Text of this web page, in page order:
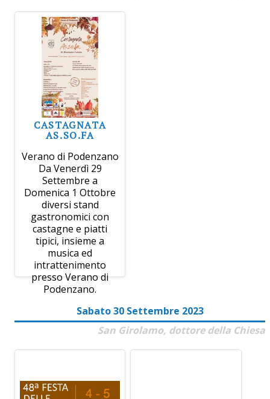
CASTAGNATA
AS.SO.FA
Verano di Podenzano
Da Venerdì 29
Settembre a
Domenica 1 Ottobre
diversi stand
gastronomici con
castagne e piatti
tipici, insieme a
musica ed
intrattenimento
presso Verano di
Podenzano.
Sabato 30 Settembre 2023
San Girolamo, dottore della Chiesa